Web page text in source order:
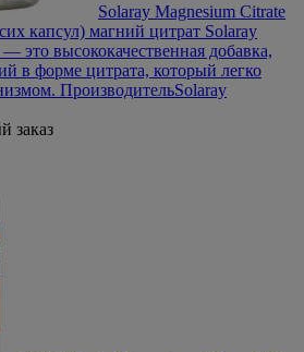
Solaray Magnesium Citrate
капсул) магний цитрат Solaray
это высококачественная добавка,
в форме цитрата, который легко
ПроизводительSolaray
заказ